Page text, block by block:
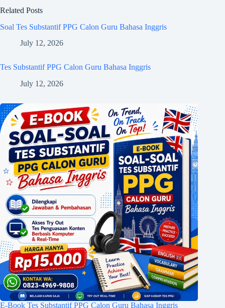
Related Posts
Soal Tes Substantif PPG Calon Guru Bahasa Inggris
July 12, 2026
Tes Substantif PPG Calon Guru Bahasa Inggris
July 12, 2026
E-Book Tes Substantif PPG Calon Guru Bahasa Inggris